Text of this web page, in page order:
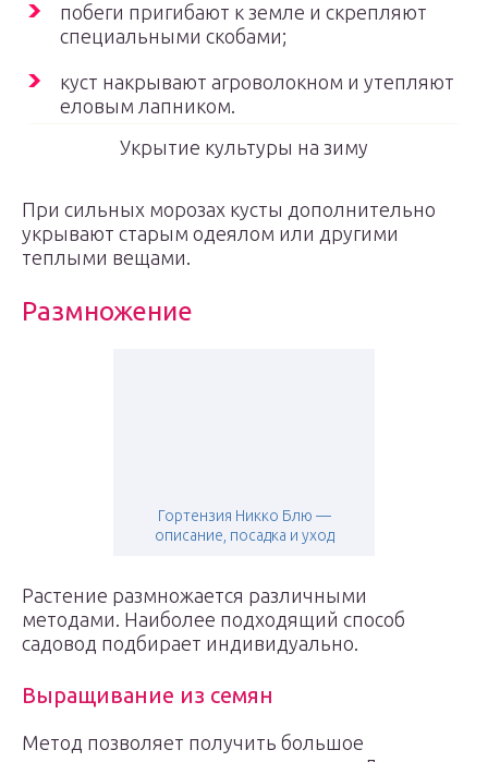
побеги пригибают к земле и скрепляют
специальными скобами;
куст накрывают агроволокном и утепляют
еловым лапником.
Укрытие культуры на зиму
При сильных морозах кусты дополнительно
укрывают старым одеялом или другими
теплыми вещами.
Размножение
Гортензия Никко Блю —
описание, посадка и уход
Растение размножается различными
методами. Наиболее подходящий способ
садовод подбирает индивидуально.
Выращивание из семян
Метод позволяет получить большое